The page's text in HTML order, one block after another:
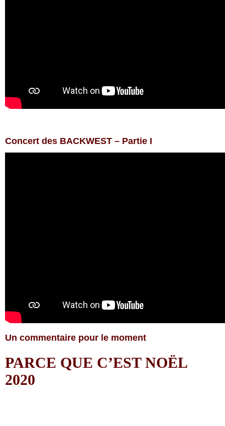
Concert des BACKWEST – Partie I
Un commentaire pour le moment
PARCE QUE C’EST NOËL
2020